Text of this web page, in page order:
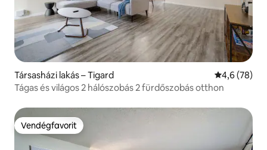
Társasházi lakás – Tigard Átlagos
4,6 (78)
Tágas és világos 2 hálószobás 2 fürdőszobás otthon
Vendégfavorit
Vendégfavorit